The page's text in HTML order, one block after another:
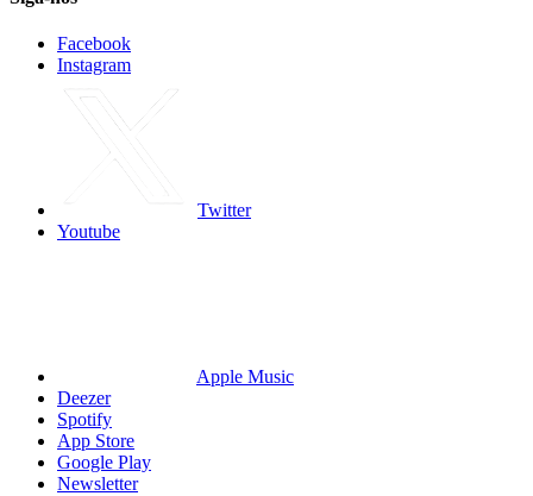
Facebook
Instagram
Twitter
Youtube
Apple Music
Deezer
Spotify
App Store
Google Play
Newsletter